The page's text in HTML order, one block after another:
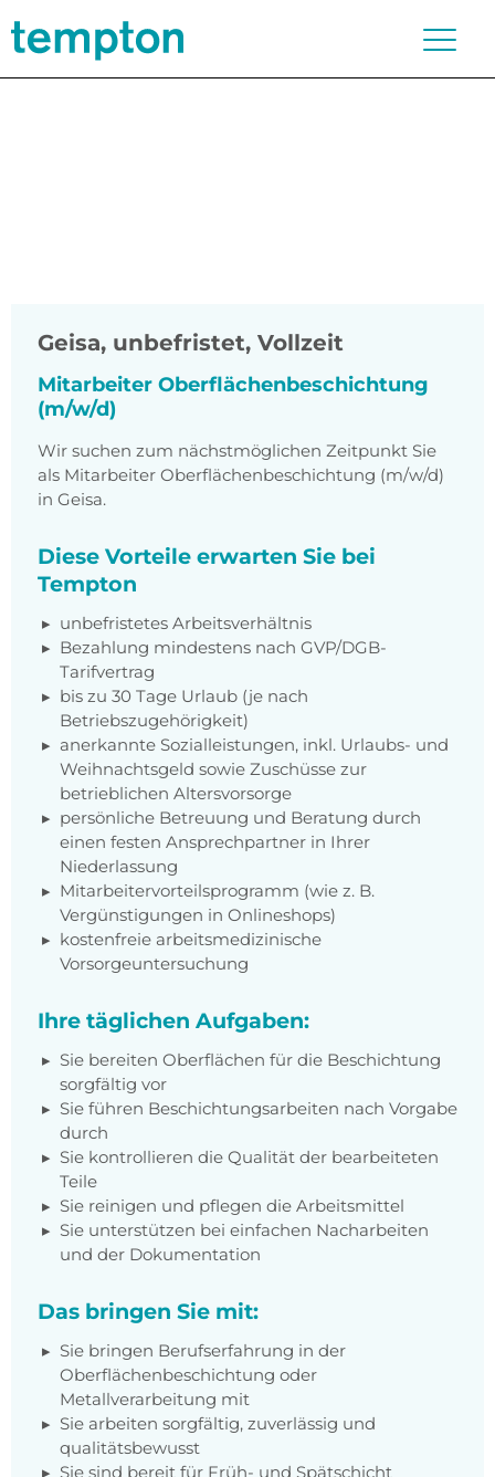
Geisa, unbefristet, Vollzeit
Mitarbeiter Oberflächenbeschichtung
(m/w/d)
Wir suchen zum nächstmöglichen Zeitpunkt Sie
als Mitarbeiter Oberflächenbeschichtung (m/w/d)
in Geisa.
Diese Vorteile erwarten Sie bei
Tempton
unbefristetes Arbeitsverhältnis
Bezahlung mindestens nach GVP/DGB-
Tarifvertrag
bis zu 30 Tage Urlaub (je nach
Betriebszugehörigkeit)
anerkannte Sozialleistungen, inkl. Urlaubs- und
Weihnachtsgeld sowie Zuschüsse zur
betrieblichen Altersvorsorge
persönliche Betreuung und Beratung durch
einen festen Ansprechpartner in Ihrer
Niederlassung
Mitarbeitervorteilsprogramm (wie z. B.
Vergünstigungen in Onlineshops)
kostenfreie arbeitsmedizinische
Vorsorgeuntersuchung
Ihre täglichen Aufgaben:
Sie bereiten Oberflächen für die Beschichtung
sorgfältig vor
Sie führen Beschichtungsarbeiten nach Vorgabe
durch
Sie kontrollieren die Qualität der bearbeiteten
Teile
Sie reinigen und pflegen die Arbeitsmittel
Sie unterstützen bei einfachen Nacharbeiten
und der Dokumentation
Das bringen Sie mit:
Sie bringen Berufserfahrung in der
Oberflächenbeschichtung oder
Metallverarbeitung mit
Sie arbeiten sorgfältig, zuverlässig und
qualitätsbewusst
Sie sind bereit für Früh- und Spätschicht